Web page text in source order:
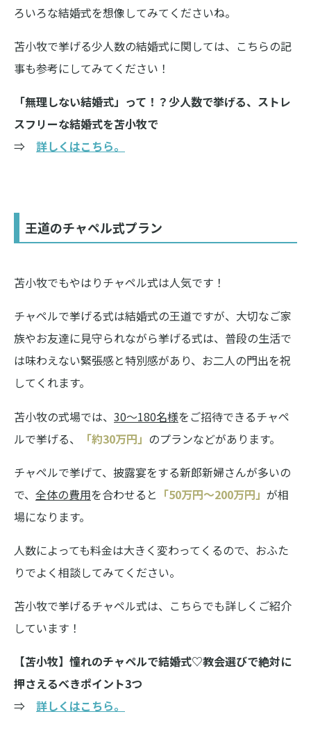
ろいろな結婚式を想像してみてくださいね。
苫小牧で挙げる少人数の結婚式に関しては、こちらの記
事も参考にしてみてください！
「無理しない結婚式」って！？少人数で挙げる、ストレ
スフリーな結婚式を苫小牧で
⇒ 詳しくはこちら。
王道のチャペル式プラン
苫小牧でもやはりチャペル式は人気です！
チャペルで挙げる式は結婚式の王道ですが、大切なご家
族やお友達に見守られながら挙げる式は、普段の生活で
は味わえない緊張感と特別感があり、お二人の門出を祝
してくれます。
苫小牧の式場では、 30〜180名様をご招待できるチャペ
ルで挙げる、
「約30万円」 のプランなどがあります。
チャペルで挙げて、披露宴をする新郎新婦さんが多いの
で、 全体の費用を合わせると 「50万円〜200万円」 が相
場になります。
人数によっても料金は大きく変わってくるので、おふた
りでよく相談してみてください。
苫小牧で挙げるチャペル式は、こちらでも詳しくご紹介
しています！
【苫小牧】憧れのチャペルで結婚式♡教会選びで絶対に
押さえるべきポイント3つ
⇒ 詳しくはこちら。